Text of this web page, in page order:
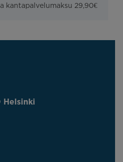
kantapalvelumaksu 29,90€
Helsinki